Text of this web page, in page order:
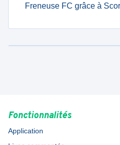
Freneuse FC grâce à
Fonctionnalités
Application